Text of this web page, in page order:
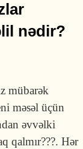
nədir?
mübarək
məsəl üçün
əvvəlki
qalmır???. Hər